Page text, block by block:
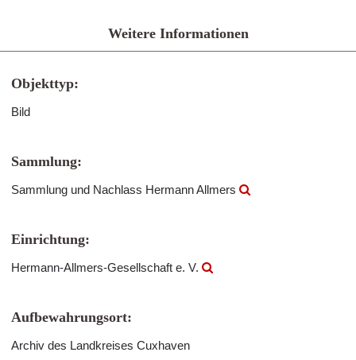
Weitere Informationen
Objekttyp:
Bild
Sammlung:
Sammlung und Nachlass Hermann Allmers
Einrichtung:
Hermann-Allmers-Gesellschaft e. V.
Aufbewahrungsort:
Archiv des Landkreises Cuxhaven